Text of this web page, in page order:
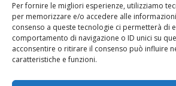
Per fornire le migliori esperienze, utilizziamo
per memorizzare e/o accedere alle
consenso a queste tecnologie ci permetterà di
comportamento di navigazione o ID unici su
acconsentire o ritirare il consenso può influire
caratteristiche e funzioni.